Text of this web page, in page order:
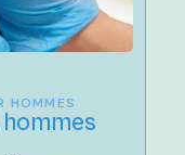
HOMMES